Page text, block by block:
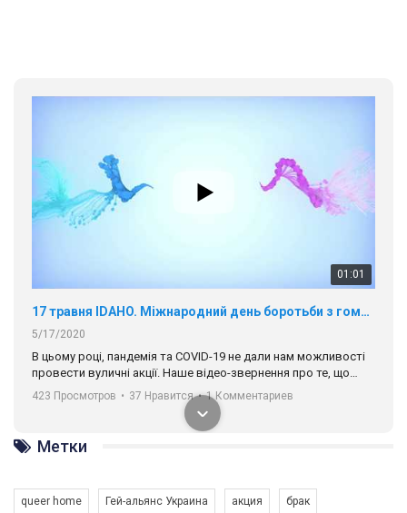
01:01
17 травня IDAHO. Міжнародний день боротьби з гомофобією трансфобією і біфобія.
провести вуличні акції. Наше відео-звернення про те, що
навіть коли ми у різних містах та не можемо зустрінеться, ми
разом. Ми закликаємо всіх хто поділяє цінності рівності та
солідарності, приєднатися до нас. Регіональні підрозділи
ГАУ є в 16 областях України.
Разом наш голос лунає гучніше!
Метки
queer home Гей-альянс Украина акция брак